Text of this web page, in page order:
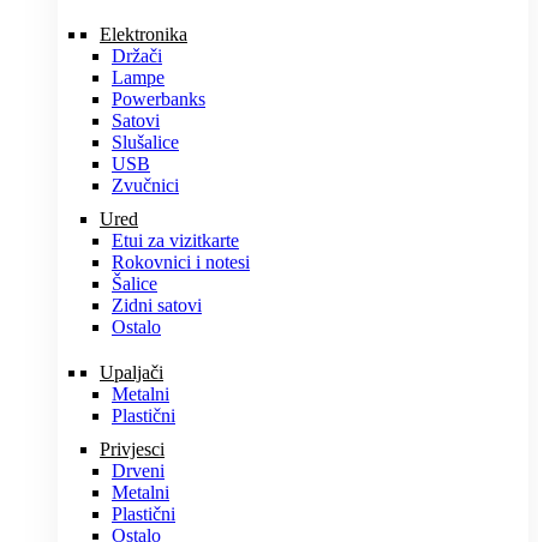
Elektronika
Držači
Lampe
Powerbanks
Satovi
Slušalice
USB
Zvučnici
Ured
Etui za vizitkarte
Rokovnici i notesi
Šalice
Zidni satovi
Ostalo
Upaljači
Metalni
Plastični
Privjesci
Drveni
Metalni
Plastični
Ostalo